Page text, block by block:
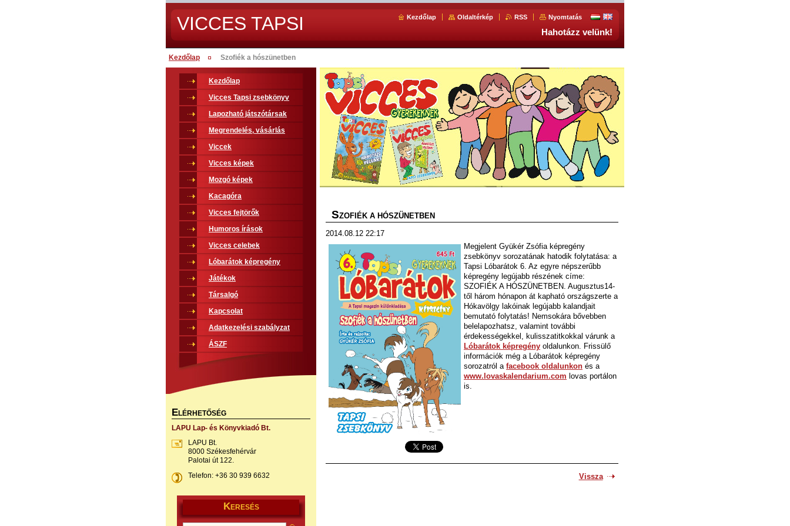
VICCES TAPSI Kezdőlap Oldaltérkép RSS Nyomtatás
Hahotázz velünk!
Kezdőlap Szofiék a hószünetben
SZOFIÉK A HÓSZÜNETBEN
2014.08.12 22:17
Megjelent Gyükér Zsófia képregény
zsebkönyv sorozatának hatodik folytatása: a
Tapsi Lóbarátok 6. Az egyre népszerűbb
képregény legújabb részének címe:
SZOFIÉK A HÓSZÜNETBEN. Augusztus14-
től három hónapon át kapható országszerte a
Hókavölgy lakóinak legújabb kalandjait
bemutató folytatás! Nemsokára bővebben
belelapozhatsz, valamint további
érdekességekkel, kulisszatitkokkal várunk a
Lóbarátok képregény oldalunkon. Frissülő
információk még a Lóbarátok képregény
sorozatról a facebook oldalunkon és a
www.lovaskalendarium.com lovas portálon
is.
Vissza
Kezdőlap
Vicces Tapsi zsebkönyv
Lapozható játszótársak
Megrendelés, vásárlás
Viccek
Vicces képek
Mozgó képek
Kacagóra
Vicces fejtörők
Humoros írások
Vicces celebek
Lóbarátok képregény
Játékok
Társalgó
Kapcsolat
Adatkezelési szabályzat
ÁSZF
ELÉRHETŐSÉG
LAPU Lap- és Könyvkiadó Bt.
LAPU Bt.
8000 Székesfehérvár
Palotai út 122.
Telefon: +36 30 939 6632
KERESÉS